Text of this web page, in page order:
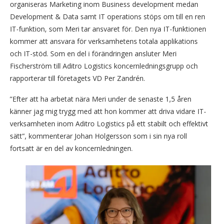
organiseras Marketing inom Business development medan
Development & Data samt IT operations stöps om till en ren
IT-funktion, som Meri tar ansvaret för. Den nya IT-funktionen
kommer att ansvara för verksamhetens totala applikations
och IT-stöd. Som en del i förändringen ansluter Meri
Fischerström till Aditro Logistics koncernledningsgrupp och
rapporterar till företagets VD Per Zandrén.
”Efter att ha arbetat nära Meri under de senaste 1,5 åren
känner jag mig trygg med att hon kommer att driva vidare IT-
verksamheten inom Aditro Logistics på ett stabilt och effektivt
sätt”, kommenterar Johan Holgersson som i sin nya roll
fortsatt är en del av koncernledningen.